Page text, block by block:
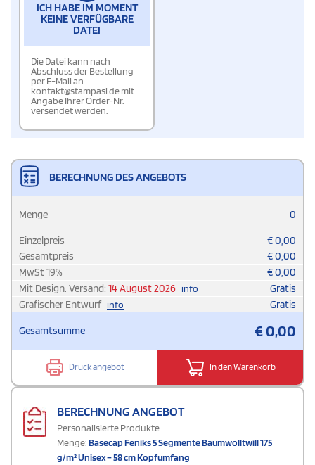
ICH HABE IM MOMENT
KEINE VERFÜGBARE
DATEI
Die Datei kann nach
Abschluss der Bestellung
per E-Mail an
kontakt@stampasi.de mit
Angabe Ihrer Order-Nr.
versendet werden.
BERECHNUNG DES ANGEBOTS
Menge 0
Einzelpreis €0,00
Gesamtpreis
€0,00
MwSt19% €0,00
Mit Design. Versand: 14 August 2026 info
Gratis
Grafischer Entwurf info Gratis
Gesamtsumme €0,00
Druck angebot In den Warenkorb
BERECHNUNG ANGEBOT
Personalisierte Produkte
Menge:Basecap Feniks 5 Segmente Baumwolltwill 175
g/m² Unisex – 58 cm Kopfumfang